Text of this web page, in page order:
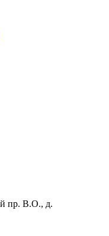
пр. В.О., д.